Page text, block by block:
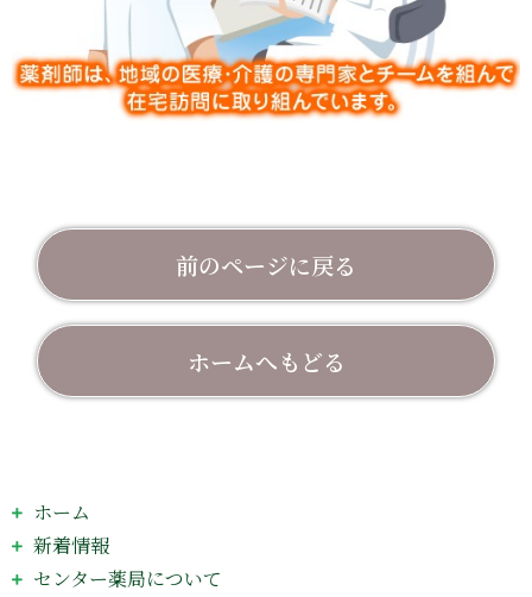
前のページに戻る
ホームへもどる
ホーム
新着情報
センター薬局について